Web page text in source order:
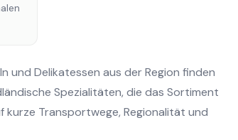
und Delikatessen aus der Region finden
Spezialitäten, die das Sortiment
kurze Transportwege, Regionalität und